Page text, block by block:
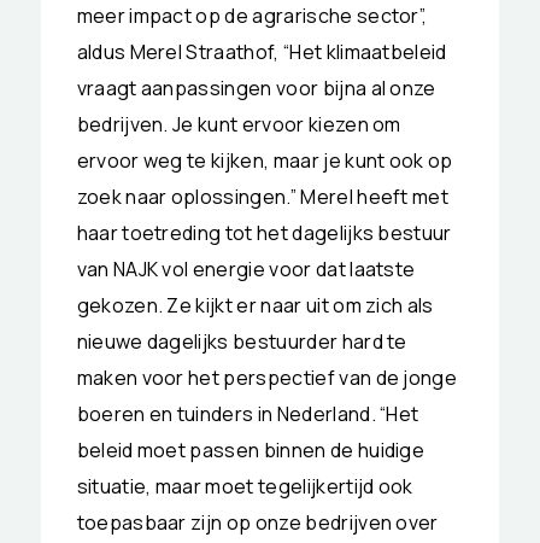
meer impact op de agrarische sector”,
aldus Merel Straathof, “Het klimaatbeleid
vraagt aanpassingen voor bijna al onze
bedrijven. Je kunt ervoor kiezen om
ervoor weg te kijken, maar je kunt ook op
zoek naar oplossingen.” Merel heeft met
haar toetreding tot het dagelijks bestuur
van NAJK vol energie voor dat laatste
gekozen. Ze kijkt er naar uit om zich als
nieuwe dagelijks bestuurder hard te
maken voor het perspectief van de jonge
boeren en tuinders in Nederland. “Het
beleid moet passen binnen de huidige
situatie, maar moet tegelijkertijd ook
toepasbaar zijn op onze bedrijven over